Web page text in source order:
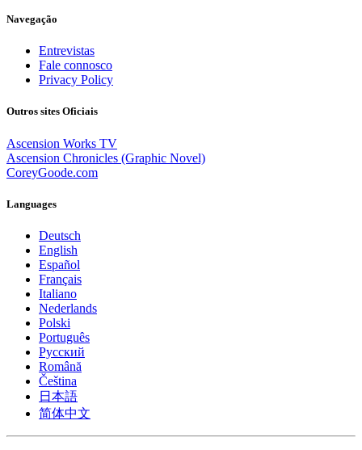
Navegação
Entrevistas
Fale connosco
Privacy Policy
Outros sites Oficiais
Ascension Works TV
Ascension Chronicles (Graphic Novel)
CoreyGoode.com
Languages
Deutsch
English
Español
Français
Italiano
Nederlands
Polski
Português
Pусский
Română
Čeština
日本語
简体中文